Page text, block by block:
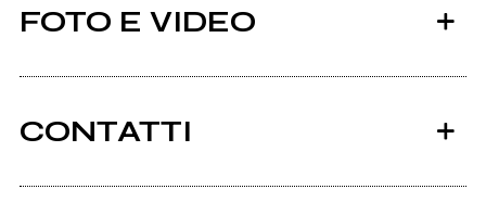
FOTO E VIDEO
CONTATTI